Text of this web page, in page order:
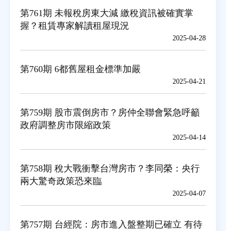
第761期 未報稅房東大減 繳稅資訊被確實掌
握？租賃專家解讀租屋現況
2025-04-28
第760期 6都舊屋租金標準加嚴
2025-04-21
第759期 股市震倒房市？房仲全聯會緊急呼籲
政府調整房市限縮政策
2025-04-14
第758期 稅大戰衝擊台灣房市？李同榮：央行
兩大驚奇政策恐來臨
2025-04-07
第757期 台經院：房市進入盤整期已確立 有待